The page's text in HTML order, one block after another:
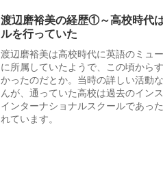
渡辺磨裕美の経歴①～高校時代
ルを行っていた
渡辺磨裕美は高校時代に英語のミュ
に所属していたようで、この頃から
かったのだとか。当時の詳しい活動
んが、通っていた高校は過去のイン
インターナショナルスクールであっ
れています。